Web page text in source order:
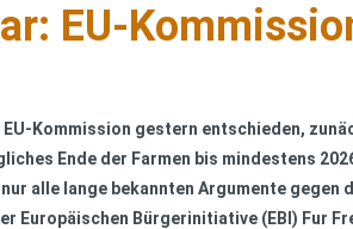
EU-
Kommission gestern entschieden,
Ende der Farmen bis mindestens
alle lange bekannten Argumente gegen
Europäischen Bürgerinitiative (EBI) Fur